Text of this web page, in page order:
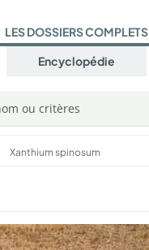
LES DOSSIERS COMPLETS
Encyclopédie
ou critères
Xanthium spinosum